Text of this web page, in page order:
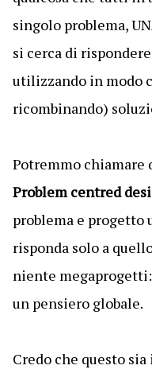
singolo problema,
si cerca di
utilizzando in modo
ricombinando)
Potremmo chiamare
Problem centred
problema e progetto
risponda solo a
niente
un pensiero globale.
Credo che questo